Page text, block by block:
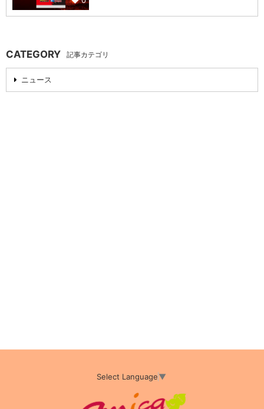
CATEGORY 記事カテゴリ
ニュース
Select Language▼